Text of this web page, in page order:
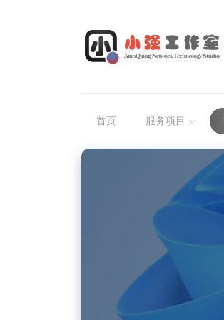
首页 服务项目